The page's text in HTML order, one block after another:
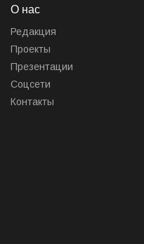
О нас
Редакция
Проекты
Презентации
Соцсети
Контакты